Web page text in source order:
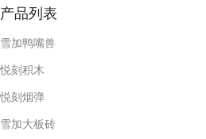
产品列表
雪加鸭嘴兽
悦刻积木
悦刻烟弹
雪加大板砖